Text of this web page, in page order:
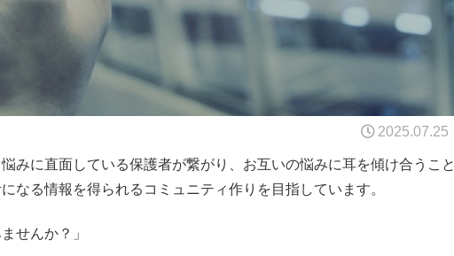
2025.07.25
みに直面している保護者が繋がり、お互いの悩みに耳を傾け合うこと
なる情報を得られるコミュニティ作りを目指しています。
せんか？」